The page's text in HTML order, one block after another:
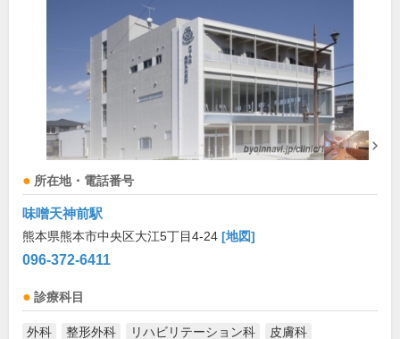
所在地・電話番号
味噌天神前駅
熊本県熊本市中央区大江5丁目4-24 [地図]
096-372-6411
診療科目
外科 整形外科 リハビリテーション科 皮膚科